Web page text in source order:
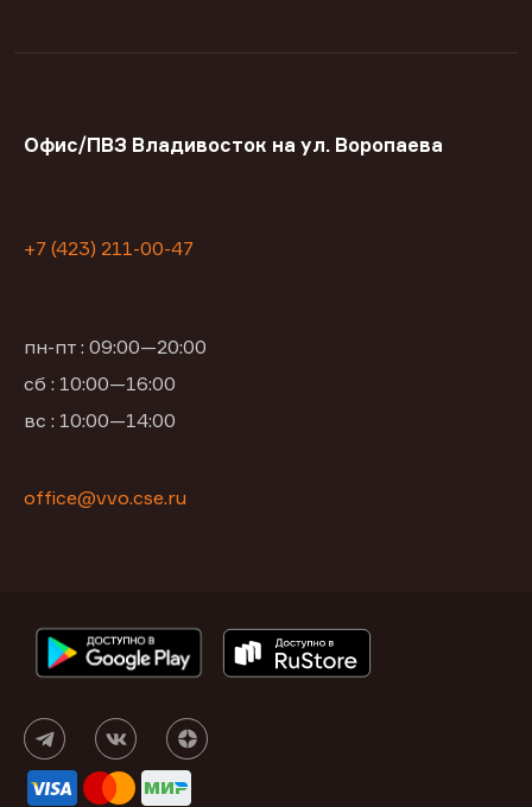
Офис/ПВЗ Владивосток на ул. Воропаева
+7 (423) 211-00-47
пн-пт : 09:00—20:00
сб : 10:00—16:00
вс : 10:00—14:00
office@vvo.cse.ru